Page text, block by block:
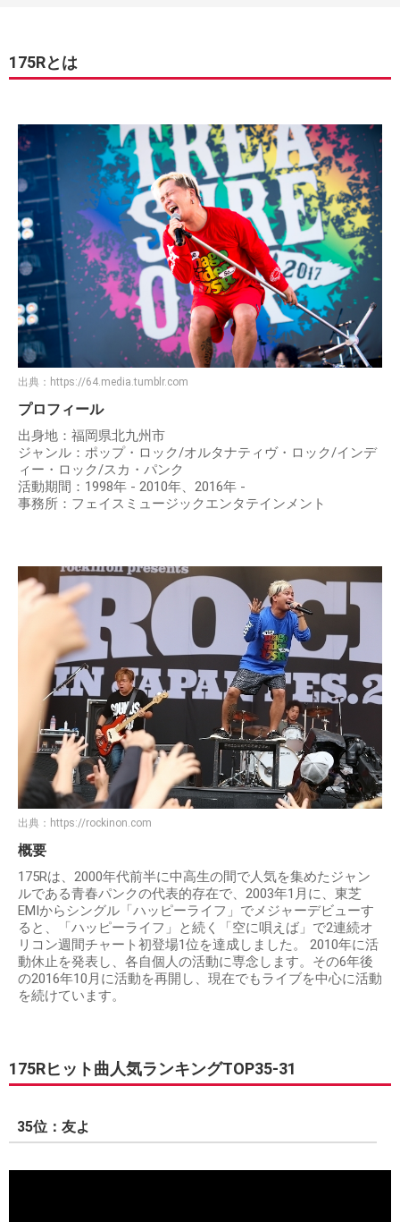
175Rとは
出典： https://64.media.tumblr.com
プロフィール
出身地：福岡県北九州市
ジャンル：ポップ・ロック/オルタナティヴ・ロック/インデ
ィー・ロック/スカ・パンク
活動期間：1998年 - 2010年、2016年 -
事務所：フェイスミュージックエンタテインメント
出典： https://rockinon.com
概要
175Rは、2000年代前半に中高生の間で人気を集めたジャン
ルである青春パンクの代表的存在で、2003年1月に、東芝
EMIからシングル「ハッピーライフ」でメジャーデビューす
ると、「ハッピーライフ」と続く「空に唄えば」で2連続オ
リコン週間チャート初登場1位を達成しました。 2010年に活
動休止を発表し、各自個人の活動に専念します。その6年後
の2016年10月に活動を再開し、現在でもライブを中心に活動
を続けています。
175Rヒット曲人気ランキングTOP35-31
35位：友よ